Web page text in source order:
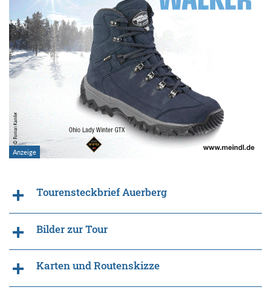
Tourensteckbrief Auerberg
Bilder zur Tour
Karten und Routenskizze